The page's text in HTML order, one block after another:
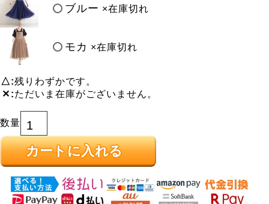
ブルー ×在庫切れ
モカ ×在庫切れ
△ 残りわずかです。
✕ ただいま在庫がございません。
カートに入れる